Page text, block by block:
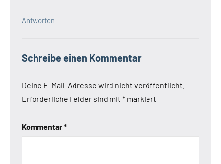
Antworten
Schreibe einen Kommentar
Deine E-Mail-Adresse wird nicht veröffentlicht.
Erforderliche Felder sind mit * markiert
Kommentar*